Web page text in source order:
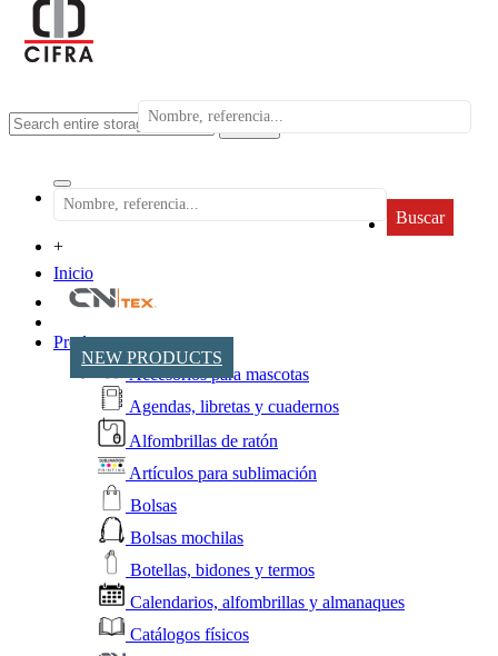
search
Buscar
+
Inicio
NEW PRODUCTS
Productos
Accesorios para mascotas
Agendas, libretas y cuadernos
Alfombrillas de ratón
Artículos para sublimación
Bolsas
Bolsas mochilas
Botellas, bidones y termos
Calendarios, alfombrillas y almanaques
Catálogos físicos